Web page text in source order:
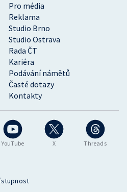
YouTube X Threads
Pro média
Reklama
Studio Brno
Studio Ostrava
Rada ČT
Kariéra
Podávání námětů
Časté dotazy
Kontakty